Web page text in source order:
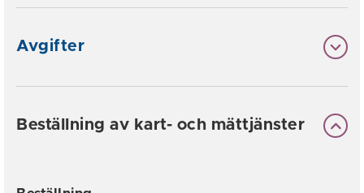
Avgifter
Beställning av kart- och mättjänster